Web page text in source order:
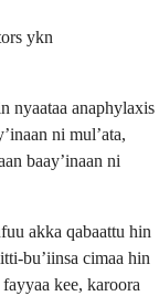
ykn
nyaataa anaphylaxis
ni mul’ata,
baay’inaan ni
akka qabaattu hin
bu’iinsa cimaa hin
kee, karoora